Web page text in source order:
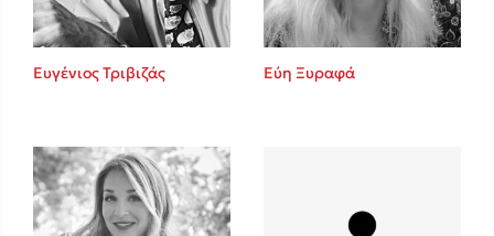
Ευγένιος Τριβιζάς Εύη Ξυραφά